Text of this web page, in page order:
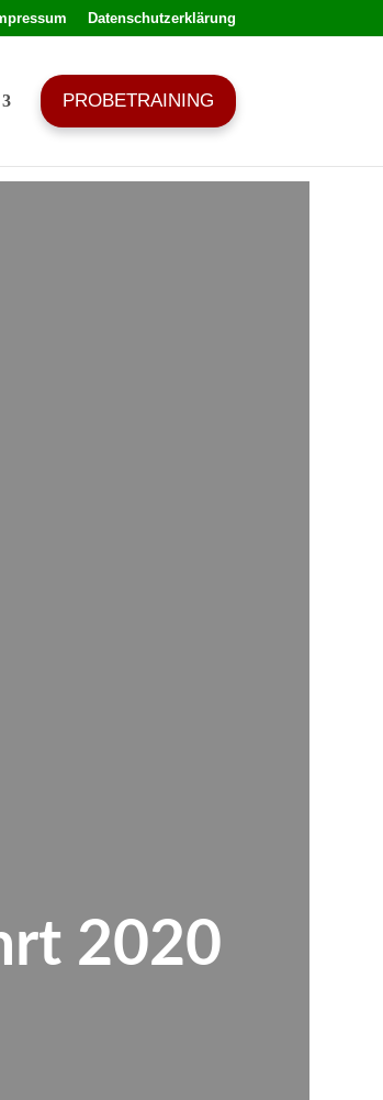
Datenschutzerklärung
PROBETRAINING
2020